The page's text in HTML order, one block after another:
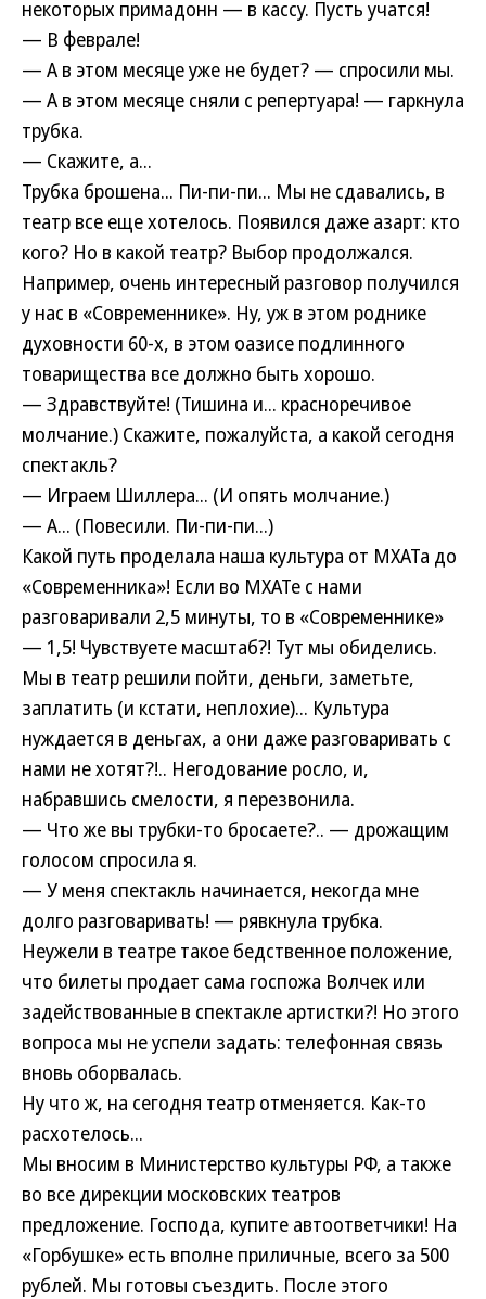
некоторых примадонн — в кассу. Пусть учатся!
— В феврале!
— А в этом месяце уже не будет? — спросили мы.
— А в этом месяце сняли с репертуара! — гаркнула
трубка.
— Скажите, а...
Трубка брошена... Пи-пи-пи... Мы не сдавались, в
театр все еще хотелось. Появился даже азарт: кто
кого? Но в какой театр? Выбор продолжался.
Например, очень интересный разговор получился
у нас в «Современнике». Ну, уж в этом роднике
духовности 60-х, в этом оазисе подлинного
товарищества все должно быть хорошо.
— Здравствуйте! (Тишина и... красноречивое
молчание.) Скажите, пожалуйста, а какой сегодня
спектакль?
— Играем Шиллера... (И опять молчание.)
— А... (Повесили. Пи-пи-пи...)
Какой путь проделала наша культура от МХАТа до
«Современника»! Если во МХАТе с нами
разговаривали 2,5 минуты, то в «Современнике»
— 1,5! Чувствуете масштаб?! Тут мы обиделись.
Мы в театр решили пойти, деньги, заметьте,
заплатить (и кстати, неплохие)... Культура
нуждается в деньгах, а они даже разговаривать с
нами не хотят?!.. Негодование росло, и,
набравшись смелости, я перезвонила.
— Что же вы трубки-то бросаете?.. — дрожащим
голосом спросила я.
— У меня спектакль начинается, некогда мне
долго разговаривать! — рявкнула трубка.
Неужели в театре такое бедственное положение,
что билеты продает сама госпожа Волчек или
задействованные в спектакле артистки?! Но этого
вопроса мы не успели задать: телефонная связь
вновь оборвалась.
Ну что ж, на сегодня театр отменяется. Как-то
расхотелось...
Мы вносим в Министерство культуры РФ, а также
во все дирекции московских театров
предложение. Господа, купите автоответчики! На
«Горбушке» есть вполне приличные, всего за 500
рублей. Мы готовы съездить. После этого